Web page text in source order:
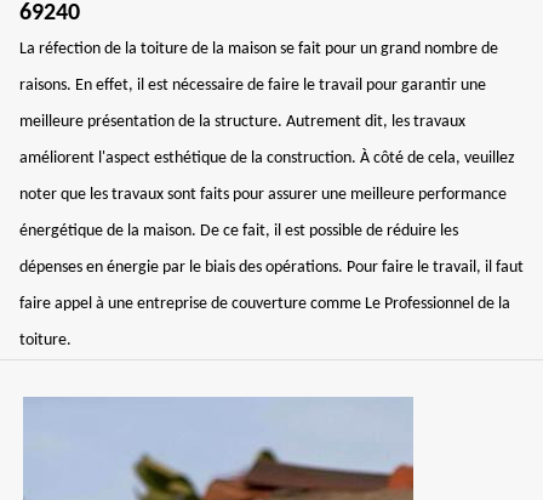
69240
La réfection de la toiture de la maison se fait pour un grand nombre de
raisons. En effet, il est nécessaire de faire le travail pour garantir une
meilleure présentation de la structure. Autrement dit, les travaux
améliorent l'aspect esthétique de la construction. À côté de cela, veuillez
noter que les travaux sont faits pour assurer une meilleure performance
énergétique de la maison. De ce fait, il est possible de réduire les
dépenses en énergie par le biais des opérations. Pour faire le travail, il faut
faire appel à une entreprise de couverture comme Le Professionnel de la
toiture.